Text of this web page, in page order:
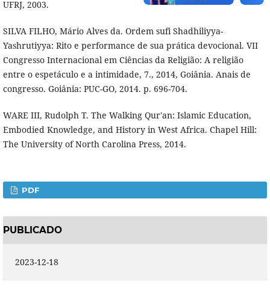
UFRJ, 2003.
SILVA FILHO, Mário Alves da. Ordem sufi Shadhiliyya-
Yashrutiyya: Rito e performance de sua prática devocional. VII
Congresso Internacional em Ciências da Religião: A religião
entre o espetáculo e a intimidade, 7., 2014, Goiânia. Anais de
congresso. Goiânia: PUC-GO, 2014. p. 696-704.
WARE III, Rudolph T. The Walking Qur'an: Islamic Education,
Embodied Knowledge, and History in West Africa. Chapel Hill:
The University of North Carolina Press, 2014.
PDF
PUBLICADO
2023-12-18